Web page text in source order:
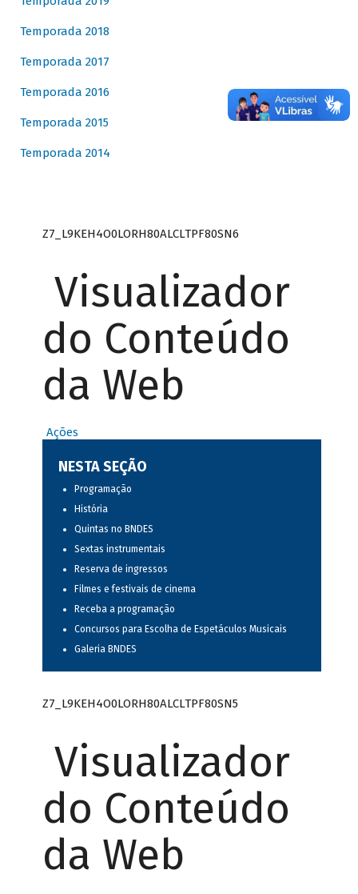
Temporada 2018
Temporada 2017
Temporada 2016
Temporada 2015
Temporada 2014
Z7_L9KEH4O0LORH80ALCLTPF80SN6
Visualizador
do Conteúdo
da Web
Ações
NESTA SEÇÃO
Programação
História
Quintas no BNDES
Sextas instrumentais
Reserva de ingressos
Filmes e festivais de cinema
Receba a programação
Concursos para Escolha de Espetáculos Musicais
Galeria BNDES
Z7_L9KEH4O0LORH80ALCLTPF80SN5
Visualizador
do Conteúdo
da Web